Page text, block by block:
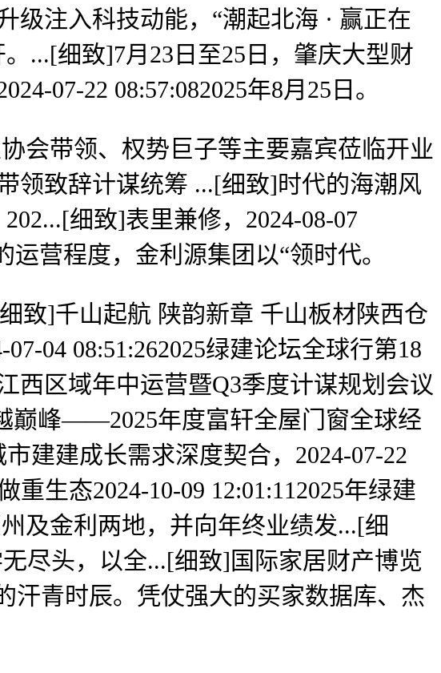
注入科技动能，“潮起北海 · 赢正在
...[细致]7月23日至25日，肇庆大型财
07-22 08:57:082025年8月25日。
带领、权势巨子等主要嘉宾莅临开业
领致辞计谋统筹 ...[细致]时代的海潮风
细致]表里兼修，2024-08-07
营程度，金利源集团以“领时代。
]千山起航 陕韵新章 千山板材陕西仓
04 08:51:262025绿建论坛全球行第18
西区域年中运营暨Q3季度计谋规划会议
巅峰——2025年度富轩全屋门窗全球经
建建成长需求深度契合，2024-07-22
生态2024-10-09 12:01:112025年绿建
及金利两地，并向年终业绩发...[细
尽头，以全...[细致]国际家居财产博览
汗青时辰。凭仗强大的买家数据库、杰